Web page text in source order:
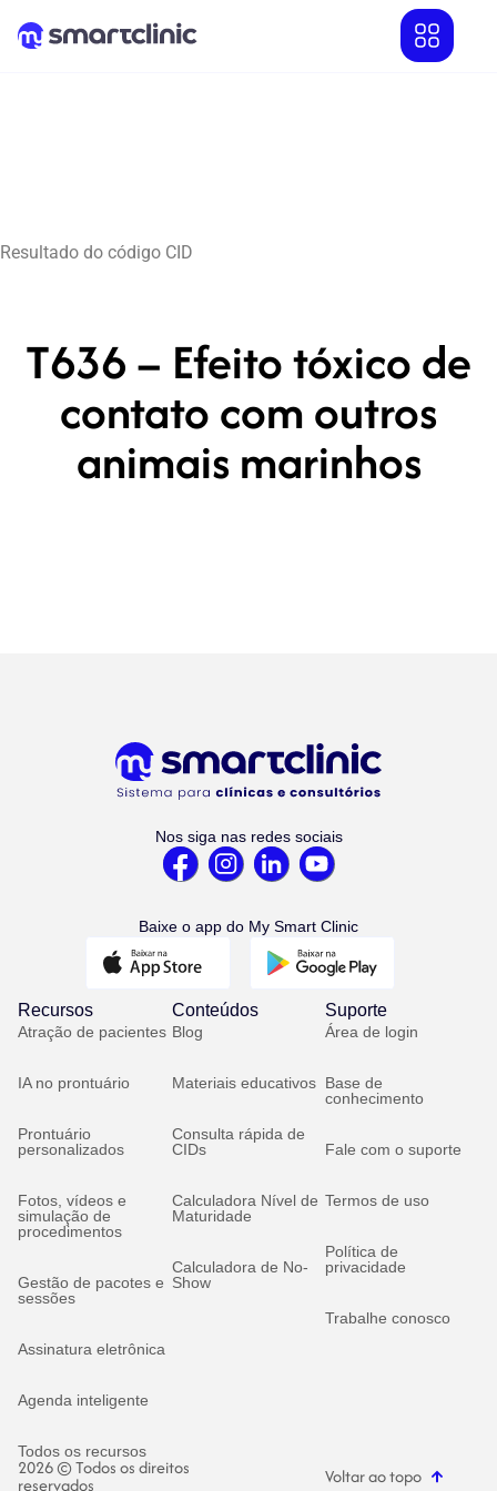
Resultado do código CID
T636 – Efeito tóxico de
contato com outros
animais marinhos
Nos siga nas redes sociais
Baixe o app do My Smart Clinic
Recursos
Atração de pacientes
IA no prontuário
Prontuário
personalizados
Fotos, vídeos e
simulação de
procedimentos
Gestão de pacotes e
sessões
Assinatura eletrônica
Agenda inteligente
Todos os recursos
Conteúdos
Blog
Materiais educativos
Consulta rápida de
CIDs
Calculadora Nível de
Maturidade
Calculadora de No-
Show
Suporte
Área de login
Base de
conhecimento
Fale com o suporte
Termos de uso
Política de
privacidade
Trabalhe conosco
2026 © Todos os direitos
reservados Voltar ao topo